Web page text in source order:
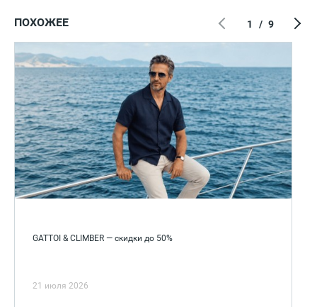
ПОХОЖЕЕ
GATTOI & CLIMBER — скидки до 50%
21 июля 2026
1 / 9